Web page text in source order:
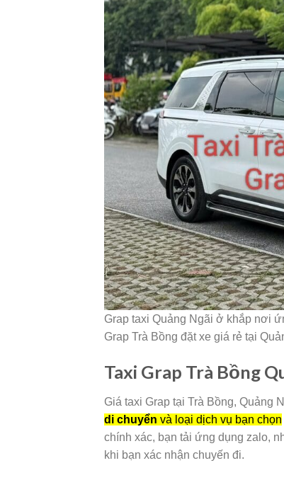
Grap taxi Quảng Ngãi ở khắp nơi
Grap Trà Bồng đặt xe giá rẻ tại
Taxi Grap Trà Bồng
Giá taxi Grap tại Trà Bồng, Quảng
di chuyển và loại dịch vụ bạn chọn
chính xác, bạn tải ứng dụng zalo,
khi bạn xác nhận chuyến đi.